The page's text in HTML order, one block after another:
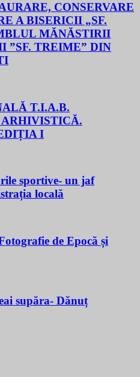
CONSERVARE
A BISERICII „SF.
MĂNĂSTIRII
”SF. TREIME” DIN
T.I.A.B.
I
sportive- un jaf
locală
de Epocă și
supăra- Dănuț